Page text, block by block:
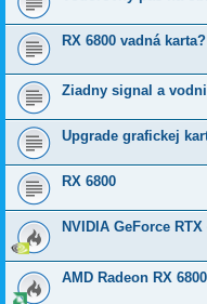
RX 6800 vadná karta?
Ziadny signal a
Upgrade grafickej
RX 6800
NVIDIA GeForce
AMD Radeon RX